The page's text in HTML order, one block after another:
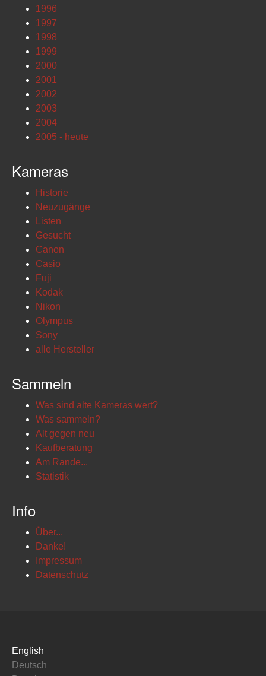
1996
1997
1998
1999
2000
2001
2002
2003
2004
2005 - heute
Kameras
Historie
Neuzugänge
Listen
Gesucht
Canon
Casio
Fuji
Kodak
Nikon
Olympus
Sony
alle Hersteller
Sammeln
Was sind alte Kameras wert?
Was sammeln?
Alt gegen neu
Kaufberatung
Am Rande...
Statistik
Info
Über...
Danke!
Impressum
Datenschutz
English
Deutsch